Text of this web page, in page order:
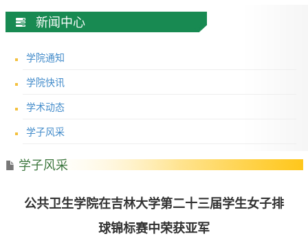
新闻中心
学院通知
学院快讯
学术动态
学子风采
学子风采
公共卫生学院在吉林大学第二十三届学生女子排
球锦标赛中荣获亚军